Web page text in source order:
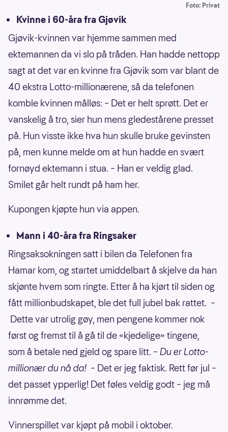
Foto: Privat
Kvinne i 60-åra fra Gjøvik
Gjøvik-kvinnen var hjemme sammen med
ektemannen da vi slo på tråden. Han hadde nettopp
sagt at det var en kvinne fra Gjøvik som var blant de
40 ekstra Lotto-millionærene, så da telefonen
komble kvinnen målløs: – Det er helt sprøtt. Det er
vanskelig å tro, sier hun mens gledestårene presset
på. Hun visste ikke hva hun skulle bruke gevinsten
på, men kunne melde om at hun hadde en svært
fornøyd ektemann i stua. – Han er veldig glad.
Smilet går helt rundt på ham her.
Kupongen kjøpte hun via appen.
Mann i 40-åra fra Ringsaker
Ringsaksokningen satt i bilen da Telefonen fra
Hamar kom, og startet umiddelbart å skjelve da han
skjønte hvem som ringte. Etter å ha kjørt til siden og
fått millionbudskapet, ble det full jubel bak rattet. –
Dette var utrolig gøy, men pengene kommer nok
først og fremst til å gå til de «kjedelige» tingene,
som å betale ned gjeld og spare litt. – Du er Lotto-
millionær du nå da! – Det er jeg faktisk. Rett før jul –
det passet ypperlig! Det føles veldig godt – jeg må
innrømme det.
Vinnerspillet var kjøpt på mobil i oktober.